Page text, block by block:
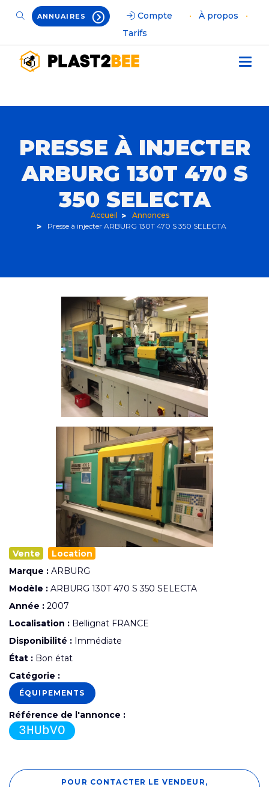
ANNUAIRES Compte • À propos
•
Tarifs
PRESSE À INJECTER
ARBURG 130T 470 S
350 SELECTA
Accueil
Annonces
Presse à injecter ARBURG 130T 470 S 350 SELECTA
Vente
Location
Marque : ARBURG
Modèle : ARBURG 130T 470 S 350 SELECTA
Année : 2007
Localisation : Bellignat FRANCE
Disponibilité : Immédiate
État : Bon état
Catégorie :
ÉQUIPEMENTS
Référence de l'annonce :
3HUbVO
POUR CONTACTER LE VENDEUR,